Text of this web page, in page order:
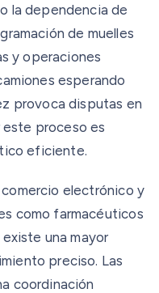
la dependencia de
de muelles
y operaciones
esperando
provoca disputas en
proceso es
eficiente.
electrónico y
como farmacéuticos
una mayor
preciso. Las
coordinación